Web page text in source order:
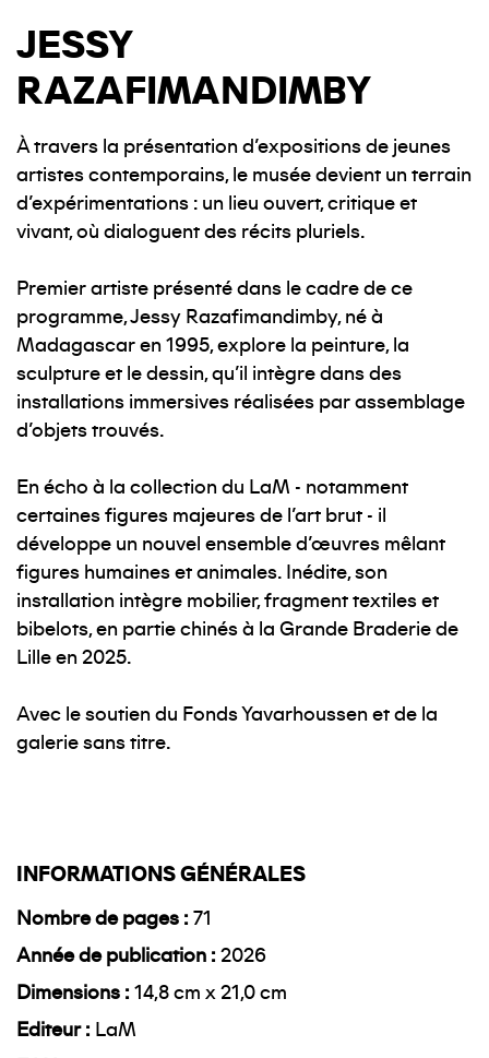
JESSY
RAZAFIMANDIMBY
À travers la présentation d'expositions de jeunes
artistes contemporains, le musée devient un terrain
d'expérimentations : un lieu ouvert, critique et
vivant, où dialoguent des récits pluriels.
Premier artiste présenté dans le cadre de ce
programme, Jessy Razafimandimby, né à
Madagascar en 1995, explore la peinture, la
sculpture et le dessin, qu'il intègre dans des
installations immersives réalisées par assemblage
d'objets trouvés.
En écho à la collection du LaM - notamment
certaines figures majeures de l'art brut - il
développe un nouvel ensemble d'œuvres mêlant
figures humaines et animales. Inédite, son
installation intègre mobilier, fragment textiles et
bibelots, en partie chinés à la Grande Braderie de
Lille en 2025.
Avec le soutien du Fonds Yavarhoussen et de la
galerie sans titre.
INFORMATIONS GÉNÉRALES
Nombre de pages
71
Année de publication
2026
Dimensions
14,8 cm x 21,0 cm
Editeur
LaM